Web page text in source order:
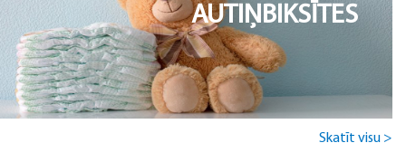
AUTIŅBIKSĪTES
Skatīt visu >